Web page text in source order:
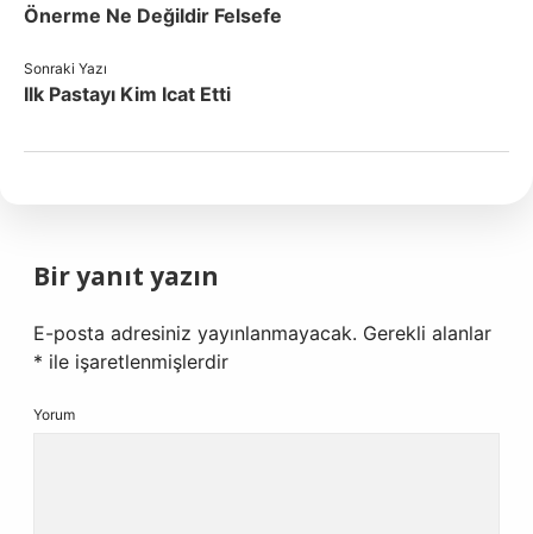
Önerme Ne Değildir Felsefe
Sonraki Yazı
Ilk Pastayı Kim Icat Etti
Bir yanıt yazın
E-posta adresiniz yayınlanmayacak. Gerekli alanlar
* ile işaretlenmişlerdir
Yorum